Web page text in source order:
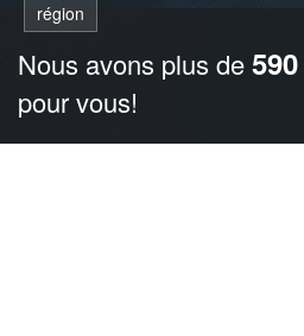
région
Nous avons plus de590
pour vous!